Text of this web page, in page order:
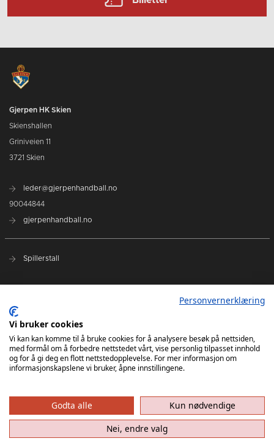
Gjerpen HK Skien
Skienshallen
Griniveien 11
3721 Skien
leder@gjerpenhandball.no
90044844
gjerpenhandball.no
Spillerstall
Terminliste 2. divisjon
Personvernerklæring
Vi bruker cookies
Vi kan kan komme til å bruke cookies for å analysere besøk på nettsiden,
med formål om å forbedre nettstedet vårt, vise personlig tilpasset innhold
og for å gi deg en flott nettstedopplevelse. For mer informasjon om
informasjonskapslene vi bruker, åpne innstillingene.
Godta alle
Kun nødvendige
Nei, endre valg